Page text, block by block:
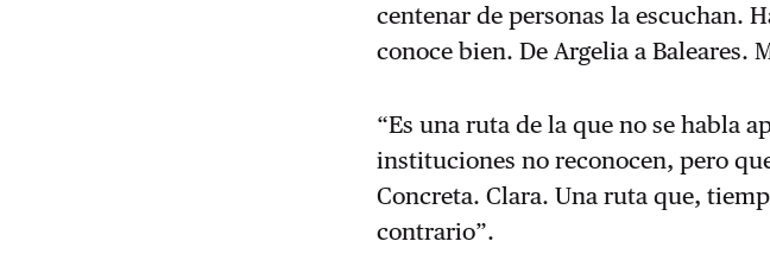
centenar de personas la escuchan.
conoce bien. De Argelia a Baleares.
“Es una ruta de la que no se habla
instituciones no reconocen, pero
Concreta. Clara. Una ruta que,
contrario”.